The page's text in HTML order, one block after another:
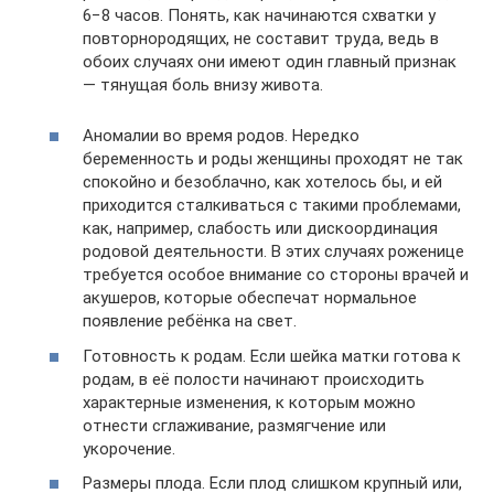
6−8 часов. Понять, как начинаются схватки у
повторнородящих, не составит труда, ведь в
обоих случаях они имеют один главный признак
— тянущая боль внизу живота.
Аномалии во время родов. Нередко
беременность и роды женщины проходят не так
спокойно и безоблачно, как хотелось бы, и ей
приходится сталкиваться с такими проблемами,
как, например, слабость или дискоординация
родовой деятельности. В этих случаях роженице
требуется особое внимание со стороны врачей и
акушеров, которые обеспечат нормальное
появление ребёнка на свет.
Готовность к родам. Если шейка матки готова к
родам, в её полости начинают происходить
характерные изменения, к которым можно
отнести сглаживание, размягчение или
укорочение.
Размеры плода. Если плод слишком крупный или,